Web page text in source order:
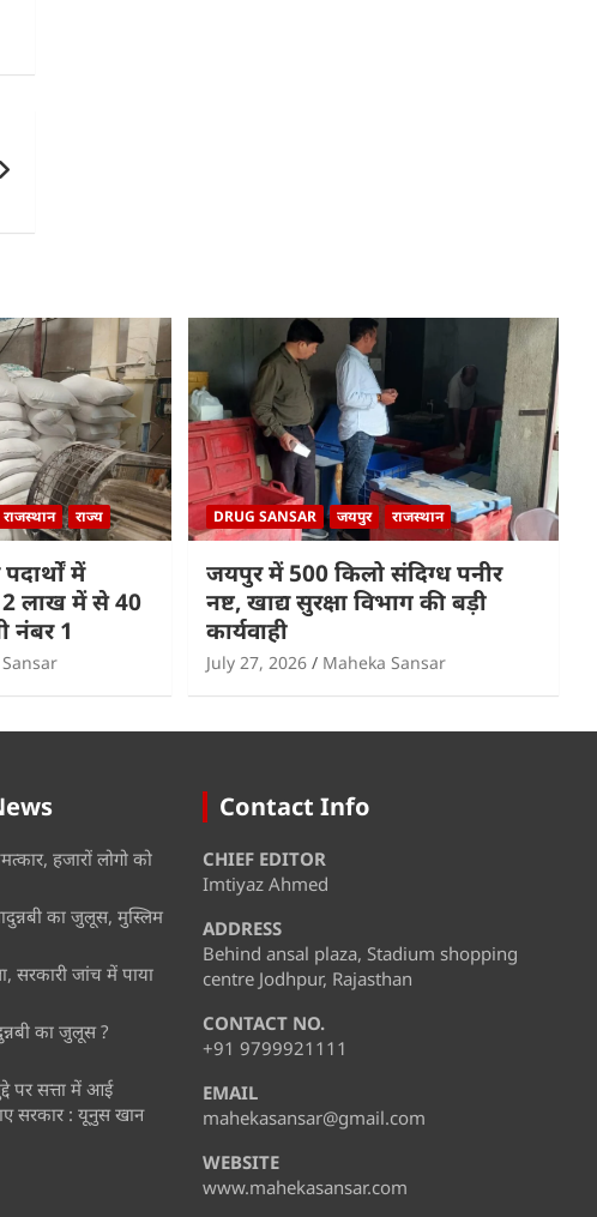
राजस्थान राज्य
में
2 लाख में से 40
नंबर 1
DRUG SANSAR जयपुर राजस्थान
जयपुर में 500 किलो संदिग्ध पनीर
नष्ट, खाद्य सुरक्षा विभाग की बड़ी
कार्यवाही
July 27, 2026 Maheka Sansar
हजारों लोगो को
का जुलूस, मुस्लिम
सरकारी जांच में पाया
का जुलूस ?
पर सत्ता में आई
सरकार : यूनुस खान
Contact Info
CHIEF EDITOR
Imtiyaz Ahmed
ADDRESS
Behind ansal plaza, Stadium shopping
centre Jodhpur, Rajasthan
CONTACT NO.
+91 9799921111
EMAIL
mahekasansar@gmail.com
WEBSITE
www.mahekasansar.com